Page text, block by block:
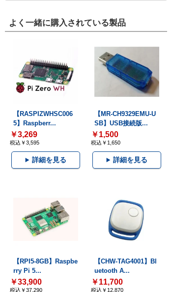
よく一緒に購入されている製品
【RASPIZWHSC006
5】Raspberr...
￥3,269
税込￥3,595
詳細を見る
【MR-CH9329EMU-U
SB】USB接続版...
￥1,500
税込￥1,650
詳細を見る
【RPI5-8GB】Raspbe
rry Pi 5...
￥33,900
税込￥37,290
【CHW-TAG4001】Bl
uetooth A...
￥11,700
税込￥12,870